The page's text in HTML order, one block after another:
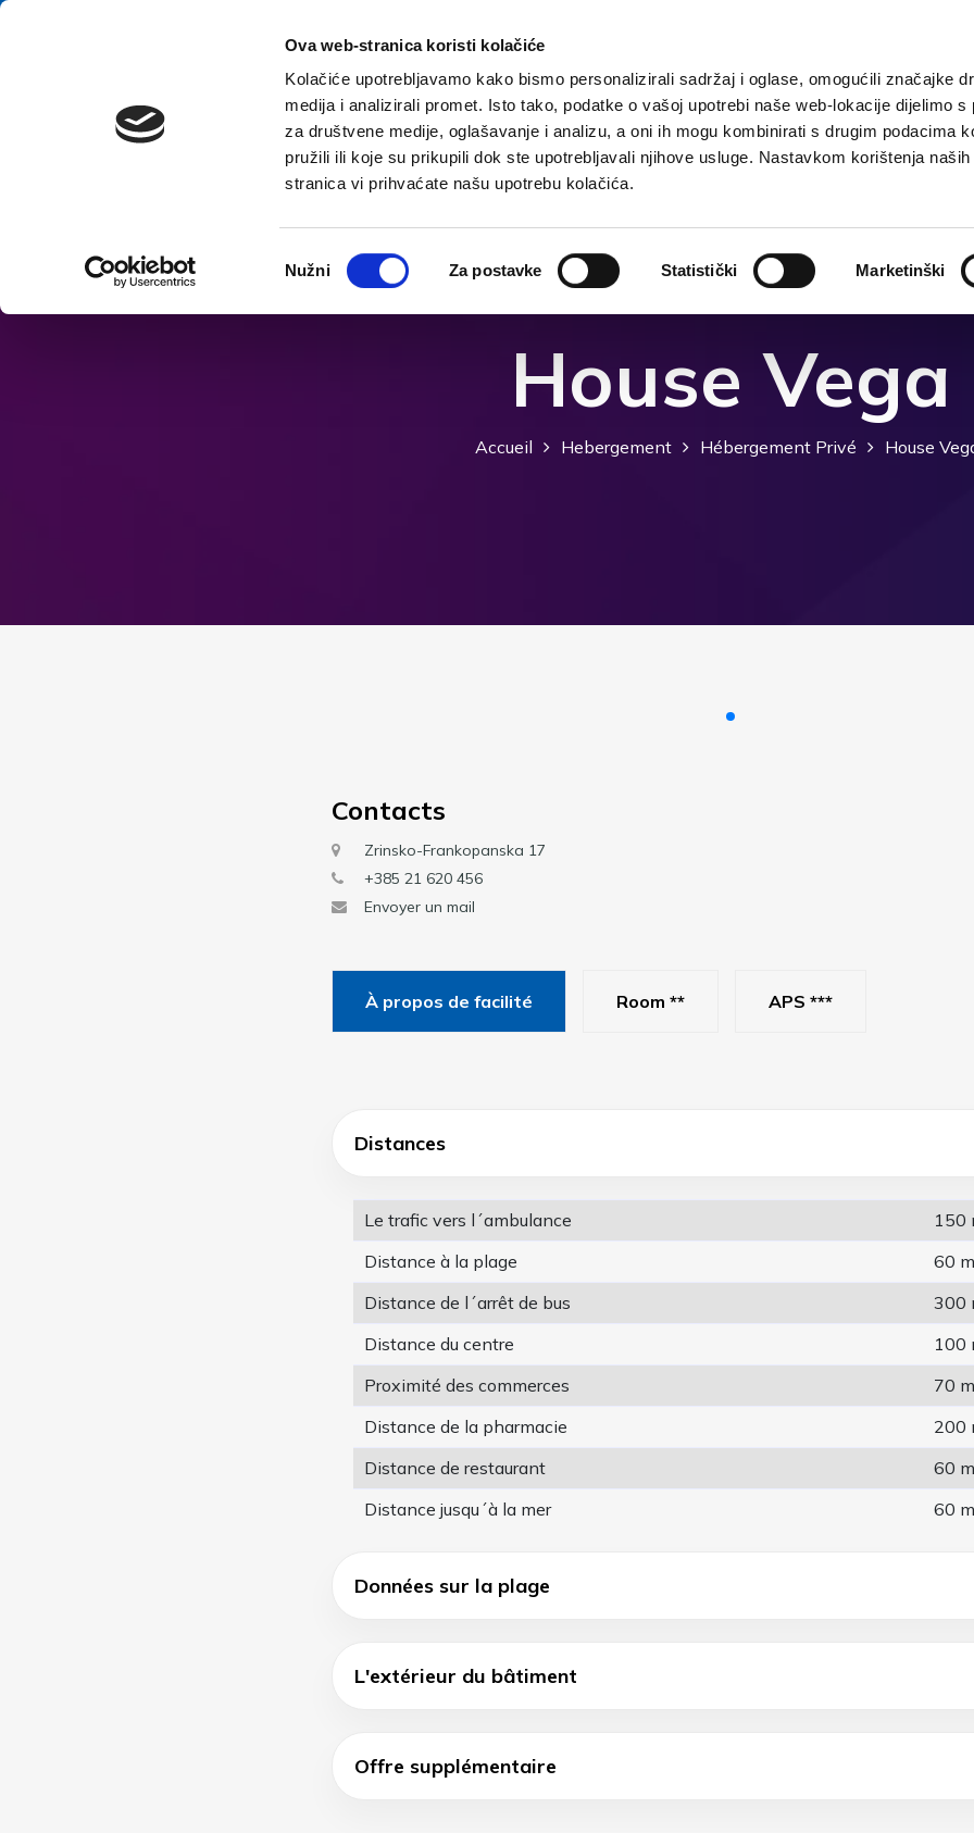
Aller au contenu
Ova web-stranica koristi kolačiće
Kolačiće upotrebljavamo kako bismo personalizirali sadržaj i oglase, omogućili značajke
medija i analizirali promet. Isto tako, podatke o vašoj upotrebi naše web-lokacije dijelimo s
za društvene medije, oglašavanje i analizu, a oni ih mogu kombinirati s drugim podacima
pružili ili koje su prikupili dok ste upotrebljavali njihove usluge. Nastavkom korištenja
stranica vi prihvaćate našu upotrebu kolačića.
pristanka
Nužni Za postavke Statistički Marketinški
Accueil Destination Hebergement Que faire?
House Vega
Accueil Hebergement Hébergement Privé House
Contacts
Zrinsko-Frankopanska 17
+385 21 620 456
Envoyer un mail
À propos de facilité Room ** APS ***
Distances
Le trafic vers l´ambulance
150
Distance à la plage
60 m
Distance de l´arrêt de bus
300
Distance du centre
100
Proximité des commerces
70 m
Distance de la pharmacie
200
Distance de restaurant
60 m
Distance jusqu´à la mer
60 m
Données sur la plage
L'extérieur du bâtiment
Offre supplémentaire